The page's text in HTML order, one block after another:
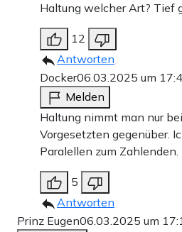
Haltung welcher Art? Tief
12
Antworten
Docker06.03.2025 um
Melden
Haltung nimmt man nur
Vorgesetzten gegenüber.
Paralellen zum Zahlenden.
5
Antworten
Prinz Eugen06.03.2025 um